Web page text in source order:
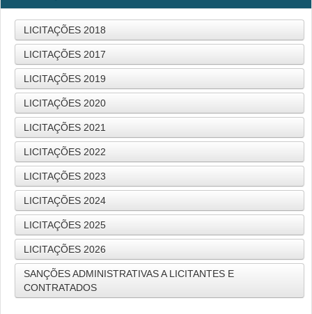
LICITAÇÕES 2018
LICITAÇÕES 2017
LICITAÇÕES 2019
LICITAÇÕES 2020
LICITAÇÕES 2021
LICITAÇÕES 2022
LICITAÇÕES 2023
LICITAÇÕES 2024
LICITAÇÕES 2025
LICITAÇÕES 2026
SANÇÕES ADMINISTRATIVAS A LICITANTES E
CONTRATADOS